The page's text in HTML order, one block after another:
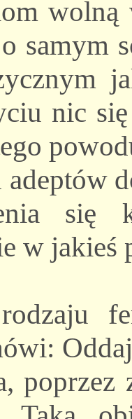
samym
nic
się
w
poprzez